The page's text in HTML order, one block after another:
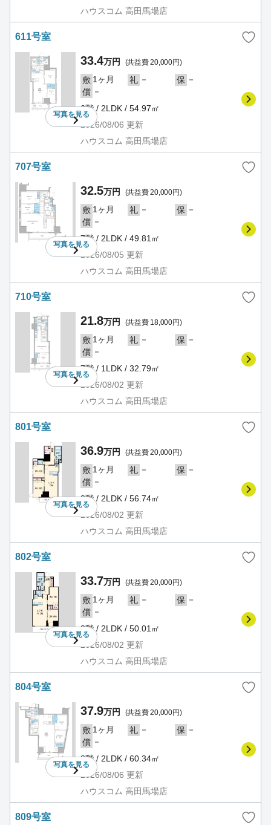
ハウスコム 高田馬場店
611号室
写真を見る
33.4万円 (共益費 20,000円)
敷 1ヶ月 礼 － 保 －
償 －
6階 / 2LDK / 54.97㎡
2026/08/06 更新
ハウスコム 高田馬場店
707号室
写真を見る
32.5万円 (共益費 20,000円)
敷 1ヶ月 礼 － 保 －
償 －
7階 / 2LDK / 49.81㎡
2026/08/05 更新
ハウスコム 高田馬場店
710号室
写真を見る
21.8万円 (共益費 18,000円)
敷 1ヶ月 礼 － 保 －
償 －
7階 / 1LDK / 32.79㎡
2026/08/02 更新
ハウスコム 高田馬場店
801号室
写真を見る
36.9万円 (共益費 20,000円)
敷 1ヶ月 礼 － 保 －
償 －
8階 / 2LDK / 56.74㎡
2026/08/02 更新
ハウスコム 高田馬場店
802号室
写真を見る
33.7万円 (共益費 20,000円)
敷 1ヶ月 礼 － 保 －
償 －
8階 / 2LDK / 50.01㎡
2026/08/02 更新
ハウスコム 高田馬場店
804号室
写真を見る
37.9万円 (共益費 20,000円)
敷 1ヶ月 礼 － 保 －
償 －
8階 / 2LDK / 60.34㎡
2026/08/06 更新
ハウスコム 高田馬場店
809号室